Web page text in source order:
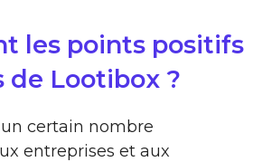
les points positifs
de Lootibox ?
certain nombre
entreprises et aux